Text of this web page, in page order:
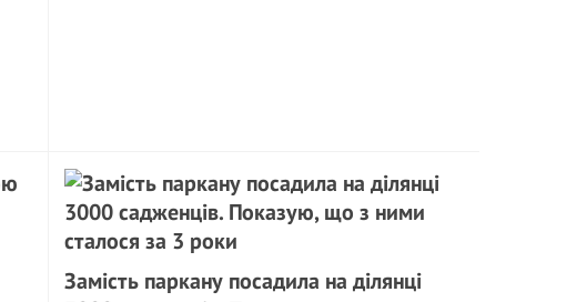
Замість паркану посадила на ділянці